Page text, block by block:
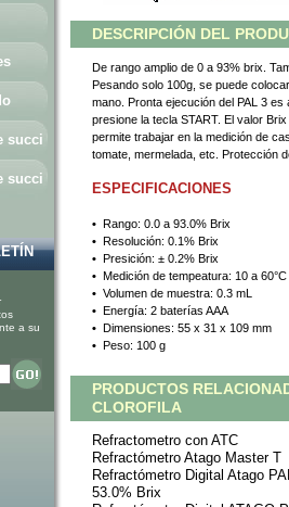
DESCRIPCIÓN DEL
De rango amplio de 0 a 93% brix.
Pesando solo 100g, se puede
mano. Pronta ejecución del PAL 3
presione la tecla START. El valor
permite trabajar en la medición de
tomate, mermelada, etc. Protección
ESPECIFICACIONES
• Rango: 0.0 a 93.0% Brix
• Resolución: 0.1% Brix
• Presición: ± 0.2% Brix
• Medición de tempeatura: 10 a 60°C
• Volumen de muestra: 0.3 mL
• Energía: 2 baterías AAA
• Dimensiones: 55 x 31 x 109 mm
• Peso: 100 g
PRODUCTOS
CLOROFILA
Refractometro con ATC
Refractómetro Atago Master T
Refractómetro Digital Atago
53.0% Brix
succi
succi
a su